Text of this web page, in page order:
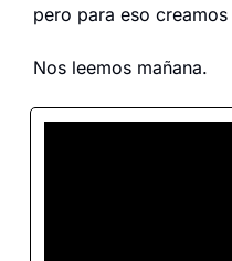
pero para eso creamos
Nos leemos mañana.